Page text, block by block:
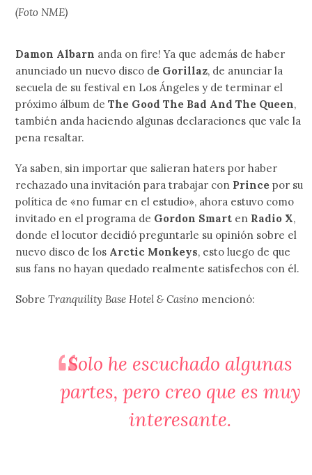
(Foto NME)
Damon Albarn anda on fire! Ya que además de haber
anunciado un nuevo disco de Gorillaz, de anunciar la
secuela de su festival en Los Ángeles y de terminar el
próximo álbum deThe Good The Bad And The Queen,
también anda haciendo algunas declaraciones que vale la
pena resaltar.
Ya saben, sin importar que salieran haters por haber
rechazado una invitación para trabajar con Prince por su
política de «no fumar en el estudio», ahora estuvo como
invitado en el programa de Gordon Smart en Radio X,
donde el locutor decidió preguntarle su opinión sobre el
nuevo disco de los Arctic Monkeys, esto luego de que
sus fans no hayan quedado realmente satisfechos con él.
SobreTranquility Base Hotel & Casino mencionó:
Solo he escuchado algunas
partes, pero creo que es muy
interesante.